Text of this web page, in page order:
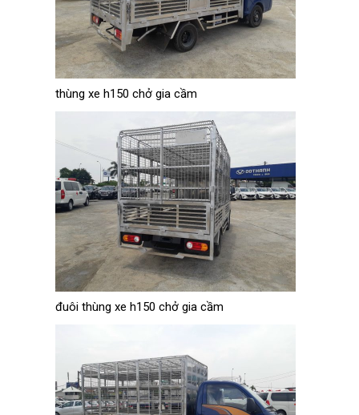
thùng xe h150 chở gia cầm
đuôi thùng xe h150 chở gia cầm